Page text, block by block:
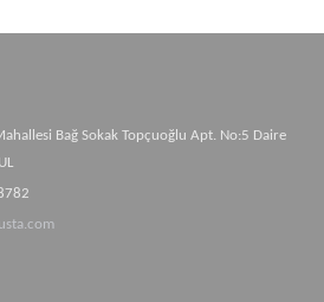
Bağ Sokak Topçuoğlu Apt. No:5 Daire